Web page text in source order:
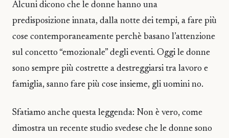
Alcuni dicono che le donne hanno una
predisposizione innata, dalla notte dei tempi, a fare più
cose contemporaneamente perchè basano l’attenzione
sul concetto “emozionale” degli eventi. Oggi le donne
sono sempre più costrette a destreggiarsi tra lavoro e
famiglia, sanno fare più cose insieme, gli uomini no.
Sfatiamo anche questa leggenda: Non è vero, come
dimostra un recente studio svedese che le donne sono